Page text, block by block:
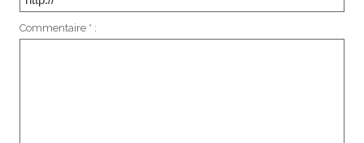
Commentaire * :